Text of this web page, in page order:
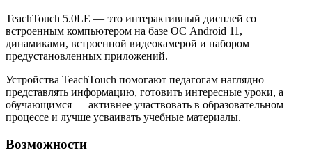
TeachTouch 5.0LE — это интерактивный дисплей со
встроенным компьютером на базе ОС Android 11,
динамиками, встроенной видеокамерой и набором
предустановленных приложений.
Устройства TeachTouch помогают педагогам наглядно
представлять информацию, готовить интересные уроки, а
обучающимся — активнее участвовать в образовательном
процессе и лучше усваивать учебные материалы.
Возможности